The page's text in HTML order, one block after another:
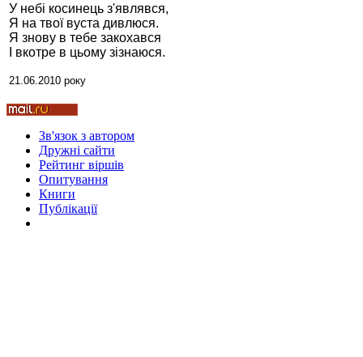
У небі косинець з'являвся,
Я на твої вуста дивлюся.
Я знову в тебе закохався
І вкотре в цьому зізнаюся.
21.06.2010 року
Зв'язок з автором
Дружні cайти
Рейтинг віршів
Опитування
Книги
Публікації